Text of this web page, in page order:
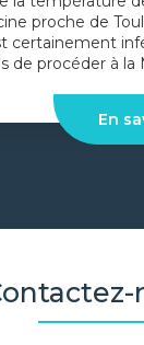
proche de
certainement
de procéder à la
En